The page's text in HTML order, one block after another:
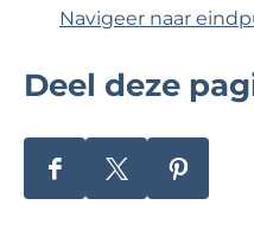
bd
a
Navigeer naar
Deel deze
D
D
D